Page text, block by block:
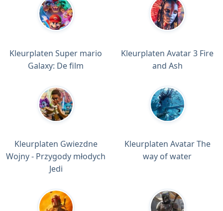
Kleurplaten Super mario
Galaxy: De film
Kleurplaten Avatar 3 Fire
and Ash
Kleurplaten Gwiezdne
Wojny - Przygody młodych
Jedi
Kleurplaten Avatar The
way of water